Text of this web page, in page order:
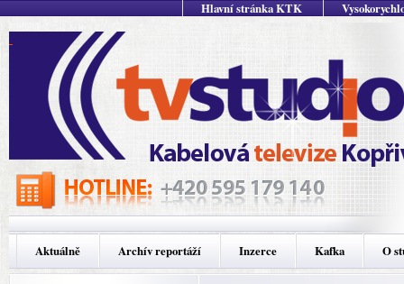
Hlavní stránka KTK
Aktuálně Archív reportáží Inzerce Kafka O